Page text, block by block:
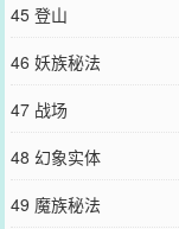
45 登山
46 妖族秘法
47 战场
48 幻象实体
49 魔族秘法